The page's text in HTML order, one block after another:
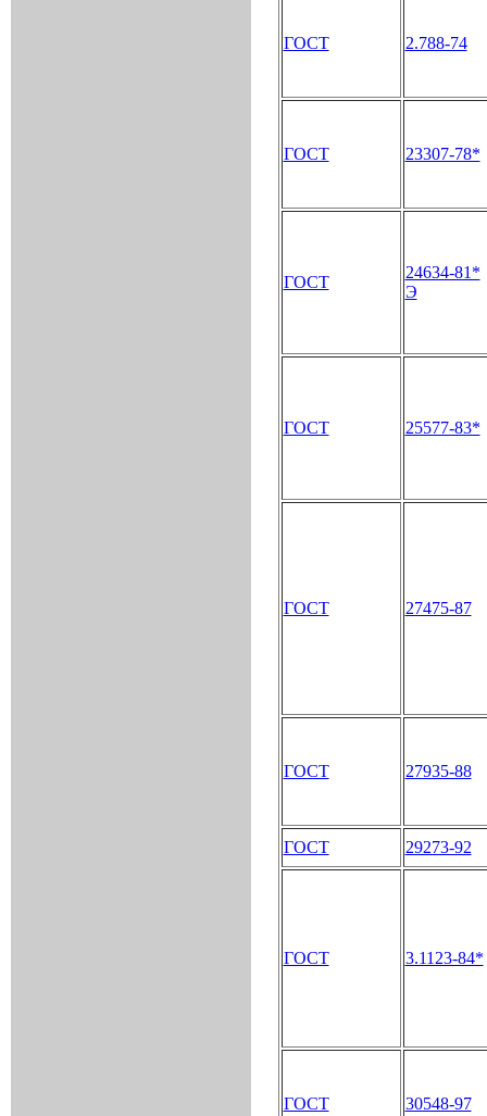
ГОСТ 2.788-74
ГОСТ 23307-78*
ГОСТ
24634-81*
Э
ГОСТ 25577-83*
ГОСТ 27475-87
ГОСТ 27935-88
ГОСТ 29273-92
ГОСТ 3.1123-84*
ГОСТ 30548-97